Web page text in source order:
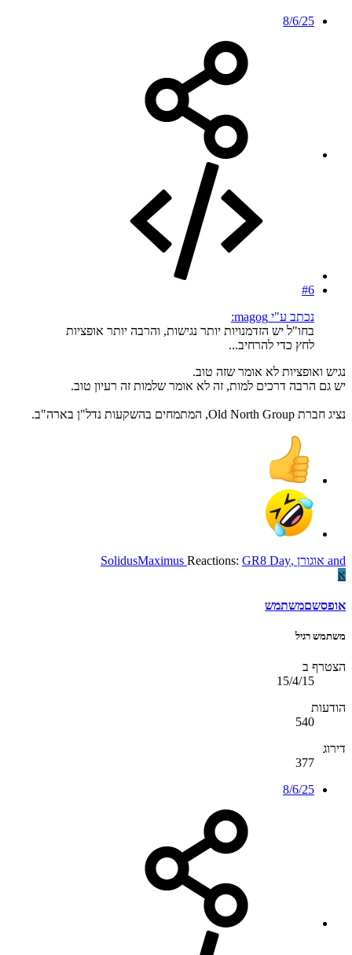
8/6/25
#6
נכתב ע"י magog:
בחו"ל יש הזדמנויות יותר נגישות, והרבה יותר אופציות
לחץ כדי להרחיב...
נגיש ואופציות לא אומר שזה טוב.
יש גם הרבה דרכים למות, זה לא אומר שלמות זה רעיון טוב.
נציג חברת Old North Group, המתמחים בהשקעות נדל"ן בארה"ב.
Reactions: GR8 Day, אוגורן and
SolidusMaximus
א
אופסשםמשתמש
משתמש רגיל
הצטרף ב
15/4/15
הודעות
540
דירוג
377
8/6/25